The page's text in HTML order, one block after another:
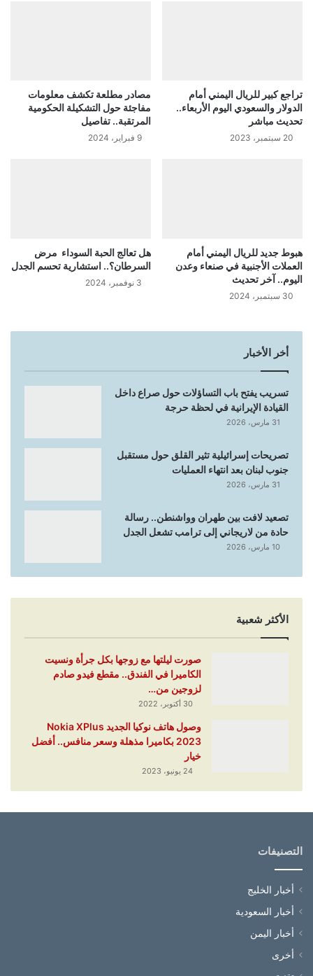
تراجع كبير للريال اليمني أمام
الدولار والسعودي اليوم الأربعاء..
تحديث مباشر
20 سبتمبر، 2023
مصادر مطلعة تكشف معلومات
مفاجئة حول التشكيلة الحكومية
المرتقبة.. تفاصيل
9 فبراير، 2024
هبوط جديد للريال اليمني أمام
العملات الأجنبية في صنعاء وعدن
اليوم.. آخر تحديث
30 سبتمبر، 2024
هل تعالج الحبة السوداء مرض
السرطان؟.. استشارية تحسم الجدل
3 نوفمبر، 2024
أخر الأخبار
تسريب يفتح باب التساؤلات حول صراع داخل
القيادة الإيرانية في لحظة حرجة
31 مارس، 2026
تصريحات إسرائيلية تثير القلق حول مستقبل
جنوب لبنان بعد انتهاء العمليات
31 مارس، 2026
تصعيد لافت بين طهران وواشنطن.. رسالة
حادة من لاريجاني إلى ترامب تشعل الجدل
10 مارس، 2026
الأكثر شعبية
صورت ليلتها مع زوجها بكل جرأة ونسيت
الكاميرا في الفندق.. مقطع فيدو صادم
لزوجين من…
30 أكتوبر، 2022
وصول هاتف نوكيا الجديد Nokia XPlus
2023 بكاميرا مذهلة وسعر منافس.. أفضل
خيار
24 يونيو، 2023
التصنيفات
أخبار الخليج
أخبار السعودية
أخبار اليمن
أخرى